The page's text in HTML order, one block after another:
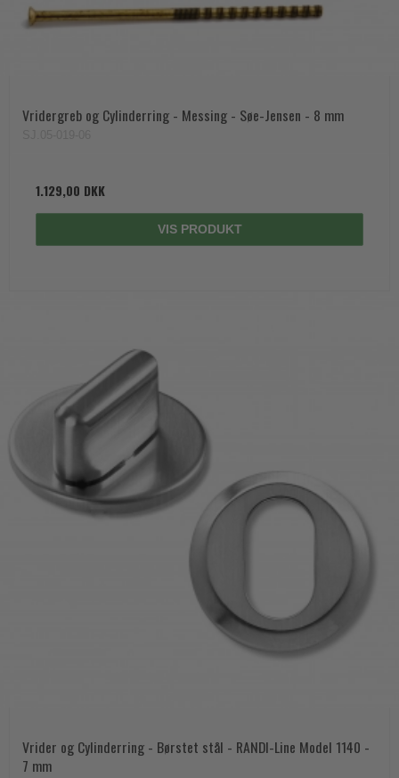
Vridergreb og Cylinderring - Messing - Søe-Jensen - 8 mm
1.129,00 DKK
VIS PRODUKT
Vrider og Cylinderring - Børstet stål - RANDI-Line Model 1140 -
7 mm